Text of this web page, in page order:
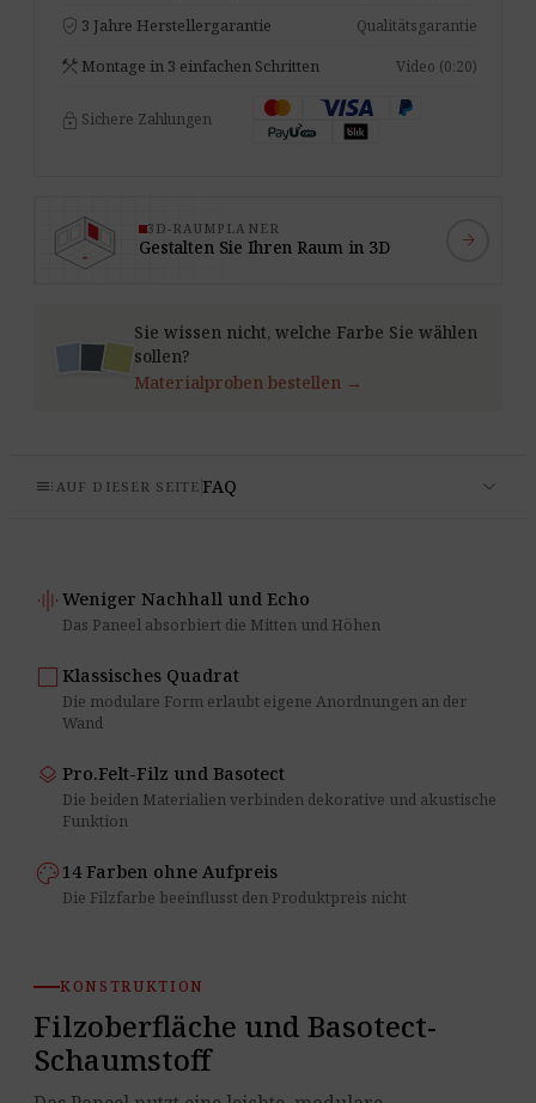
verified_user 3 Jahre Herstellergarantie Qualitätsgarantie
construction Montage in 3 einfachen Schritten Video (0:20)
lock Sichere Zahlungen
3D-RAUMPLANER
Gestalten Sie Ihren Raum in 3D arrow_forward
Sie wissen nicht, welche Farbe Sie wählen
sollen?
Materialproben bestellen →
toc AUF DIESER SEITE FAQ expand_more
graphic_eq Weniger Nachhall und Echo
Das Paneel absorbiert die Mitten und Höhen
square Klassisches Quadrat
Die modulare Form erlaubt eigene Anordnungen an der
Wand
layers Pro.Felt-Filz und Basotect
Die beiden Materialien verbinden dekorative und akustische
Funktion
palette 14 Farben ohne Aufpreis
Die Filzfarbe beeinflusst den Produktpreis nicht
KONSTRUKTION
Filzoberfläche und Basotect-
Schaumstoff